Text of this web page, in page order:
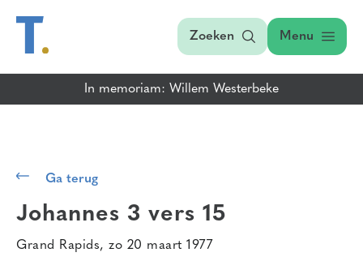
Zoeken Menu
In memoriam: Willem Westerbeke
Ga terug
Johannes 3 vers 15
Grand Rapids, zo 20 maart 1977